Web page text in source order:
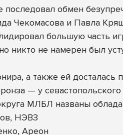
обмен
Чекомасова и Павла
большую часть
никто не намерен был
а также ей
— у севастопольского
МЛБЛ названы
НЭВЗ
Ареон